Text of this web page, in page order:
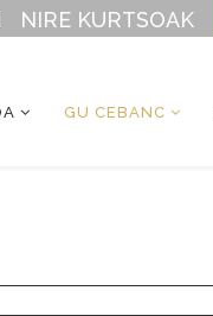
NIRE KURTSOAK
GU CEBANC